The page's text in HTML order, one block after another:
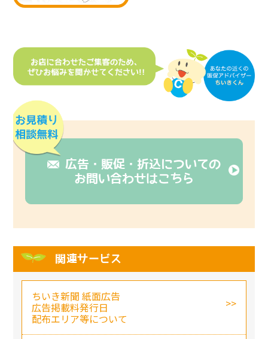
広告・販促・折込についての
お問い合わせはこちら
関連サービス
ちいき新聞 紙面広告
広告掲載料発行日
配布エリア等について